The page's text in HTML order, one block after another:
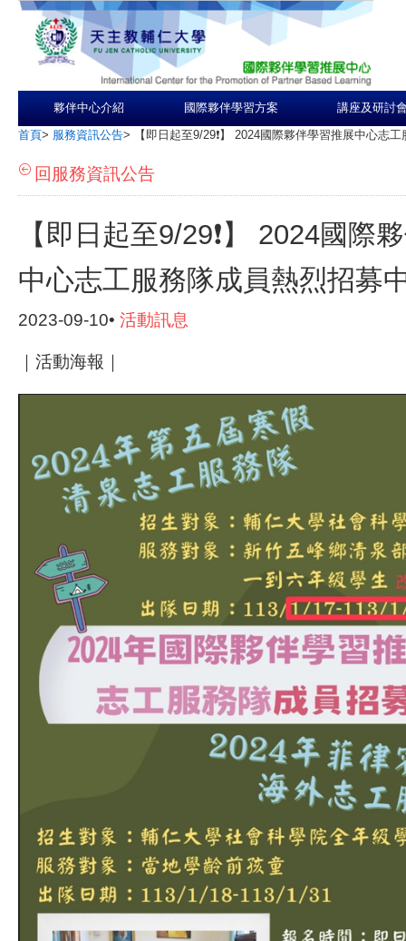
夥伴中心介紹 國際夥伴學習方案 講座及研討
首頁> 服務資訊公告> 【即日起至9/29❗️】 2024國際夥伴學習推展中心志
回服務資訊公告
【即日起至9/29❗️】 2024國際
中心志工服務隊成員熱烈招募
2023-09-10• 活動訊息
｜活動海報｜